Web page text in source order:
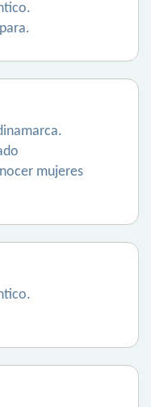
mujeres